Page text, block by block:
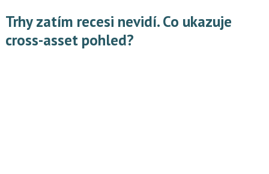
Trhy zatím recesi nevidí. Co ukazuje
cross-asset pohled?